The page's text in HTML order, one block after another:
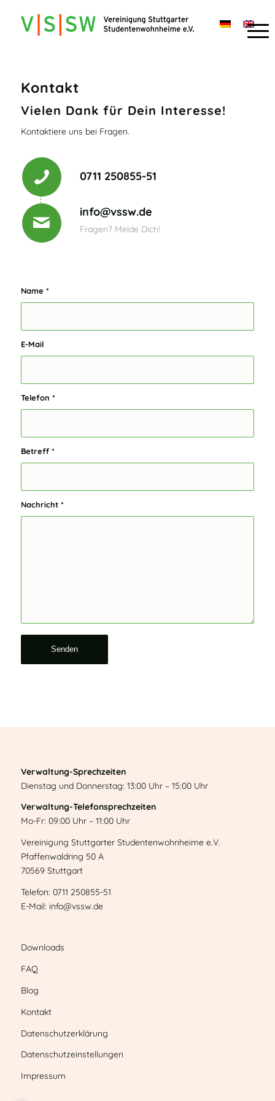
Kontakt
Vielen Dank für Dein Interesse!
Kontaktiere uns bei Fragen.
0711 250855-51
info@vssw.de
Fragen? Melde Dich!
Name *
E-Mail
Telefon *
Betreff *
Nachricht *
Verwaltung-Sprechzeiten
Dienstag und Donnerstag: 13:00 Uhr – 15:00 Uhr
Verwaltung-Telefonsprechzeiten
Mo-Fr: 09:00 Uhr – 11:00 Uhr
Vereinigung Stuttgarter Studentenwohnheime e.V.
Pfaffenwaldring 50 A
70569 Stuttgart
Telefon: 0711 250855-51
E-Mail: info@vssw.de
Downloads
FAQ
Blog
Kontakt
Datenschutzerklärung
Datenschutzeinstellungen
Impressum